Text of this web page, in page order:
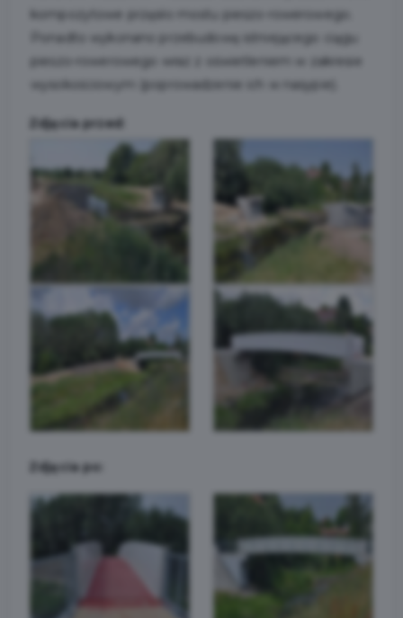
kompozytowe przęsło mostu pieszo-rowerowego.
Ponadto wykonano przebudowę istniejącego ciągu
pieszo-rowerowego wraz z oświetleniem w zakresie
wysokościowym (poprowadzenie ich w nasypie).
Zdjęcia przed:
Zdjęcia po: